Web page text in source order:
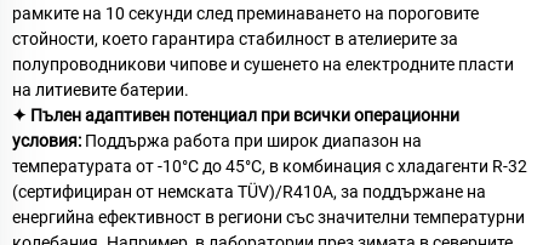
рамките на 10 секунди след преминаването на пороговите
стойности, което гарантира стабилност в ателиерите за
полупроводникови чипове и сушенето на електродните пласти
на литиевите батерии.
✦ Пълен адаптивен потенциал при всички операционни
условия: Поддържа работа при широк диапазон на
температурата от -10°C до 45°C, в комбинация с хладагенти R-32
(сертифициран от немската TÜV)/R410A, за поддържане на
енергийна ефективност в региони със значителни температурни